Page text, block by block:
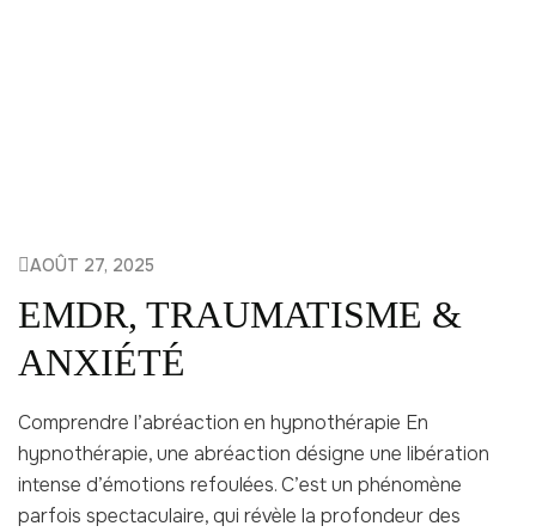
AOÛT 27, 2025
EMDR, TRAUMATISME &
ANXIÉTÉ
Comprendre l’abréaction en hypnothérapie En
hypnothérapie, une abréaction désigne une libération
intense d’émotions refoulées. C’est un phénomène
parfois spectaculaire, qui révèle la profondeur des